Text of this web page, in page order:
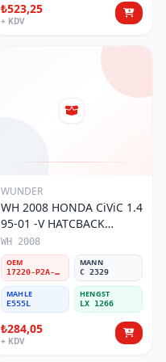
₺523,25
+ KDV
WUNDER
WH 2008 HONDA CiViC 1.4
95-01 -V HATCBACK
17220-P2A-005 Hava
Filtresi
WH 2008
OEM
17220-P2A-005/16546-73C10
MANN
C 2329
MAHLE
E555L
HENGST
LX 1266
₺284,05
+ KDV